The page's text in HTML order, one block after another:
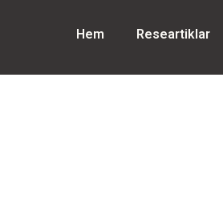
Hem Researtiklar